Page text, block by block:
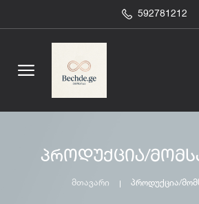
592781212
პროდუქცია/
მთავარი პროდუქცია/